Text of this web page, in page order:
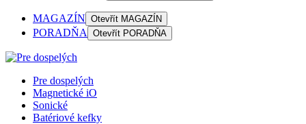
MAGAZÍN Otevřít MAGAZÍN
PORADŇA Otevřít PORADŇA
Pre dospelých
Magnetické iO
Sonické
Batériové kefky